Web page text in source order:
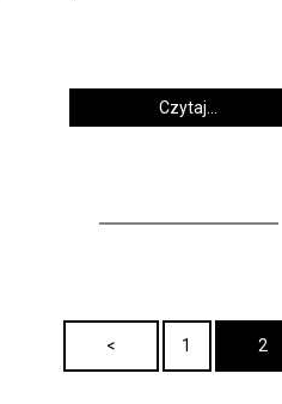
Czytaj...
< 1 2